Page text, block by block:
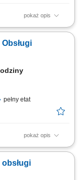
pokaż opis
grupy klientów
klientów;
z obsługą; obsługa
pełny etat
pokaż opis
8; jednostka
Twoje zadania:
Polskiej S.A.